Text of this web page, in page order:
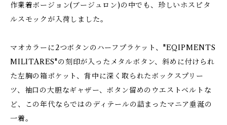
作業着ボージョン(ブージュロン)の中でも、珍しいホスピタ
ルスモックが入荷しました。
マオカラーに2つボタンのハーフプラケット、"EQIPMENTS
MILITARES"の刻印が入ったメタルボタン、斜めに付けられ
た左胸の箱ポケット、背中に深く取られたボックスプリー
ツ、袖口の大胆なギャザー、ボタン留めのウエストベルトな
ど、この年代ならではのディテールの詰まったマニア垂涎の
一着。